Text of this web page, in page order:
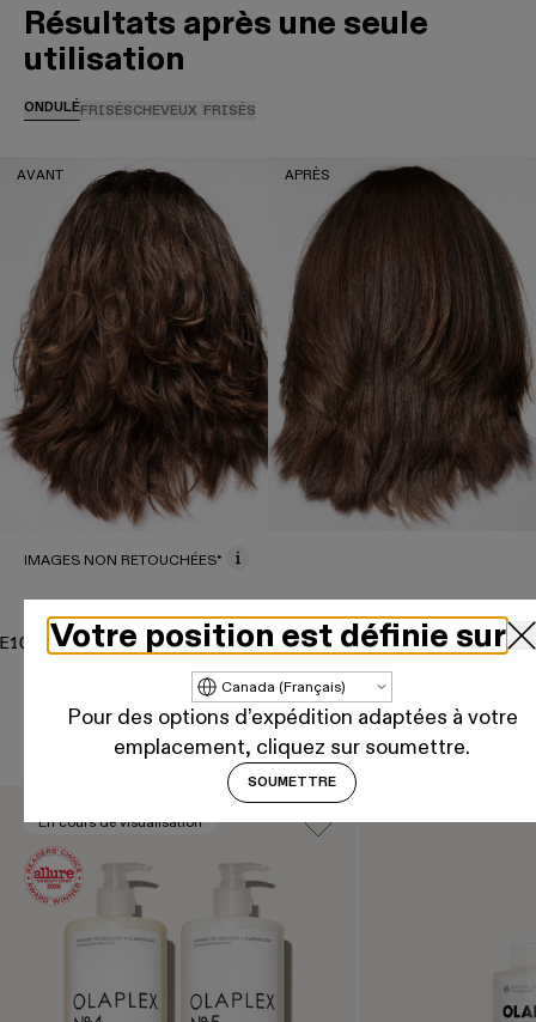
Résultats après une seule
utilisation
ONDULÉFRISÉSCHEVEUX FRISÉS
AVANT APRÈS
IMAGES NON RETOUCHÉES*
EN LIGNE
DE RÉDUCTIONEXCLUSIVITÉ EN LIGNE10 % DE RÉDUCTION
Routine recommandée
Il s'agit d'un carrousel de produits. Utilisez les boutons
En cours de visualisation
Votre position est définie sur
Mettre à jour le pays/la région
Pour des options d’expédition adaptées à votre
emplacement, cliquez sur soumettre.
SOUMETTRE